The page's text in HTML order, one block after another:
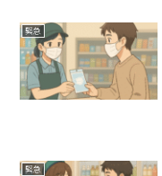
緊急
緊急